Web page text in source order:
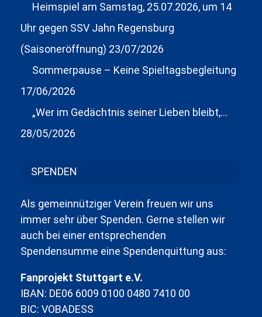
Heimspiel am Samstag, 25.07.2026, um 14
Uhr gegen SSV Jahn Regensburg
(Saisoneröffnung) 23/07/2026
Sommerpause – Keine Spieltagsbegleitung
17/06/2026
„Wer im Gedächtnis seiner Lieben bleibt,…
28/05/2026
SPENDEN
Als gemeinnütziger Verein freuen wir uns
immer sehr über Spenden. Gerne stellen wir
auch bei einer entsprechenden
Spendensumme eine Spendenquittung aus:
Fanprojekt Stuttgart e.V.
IBAN: DE06 6009 0100 0480 7410 00
BIC: VOBADESS